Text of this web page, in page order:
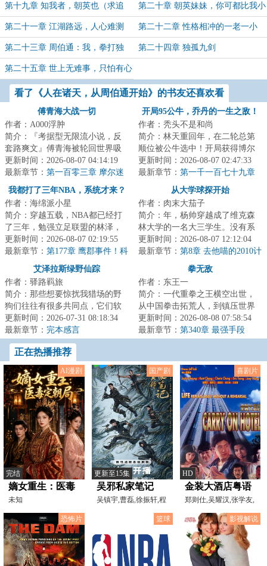
己？
第十九章 知我者，朝英也（求追
读！）
第二十章 朝英妹妹，你可都比我小
啊！
第二十一章 江湖路远，人心难测 第二十二章 性格相冲的一老一小
第二十三章 周伯通：我，拳打独
孤，脚踢剑魔
第二十四章 独孤九剑
第二十五章 世上无难事，只怕有心
看了《人在诸天，从周伯通开始》的书友还喜欢看
傅青海大战一切
作者：A000浮肿
简介：『考据型无限流小说，反
套路爽文』傅青海被轮回世界吸
入了，当他目睹了异形大战食死
徒、绝地武士大...
更新时间：2026-08-07 04:14:19
最新章节： 第一百零三章 摩尔迷
踪
开局95公牛，乔丹的一生之敌！
作者：秃头不是和尚
简介：林天重回年，在二轮总第
顺位被公牛选中！开局获得博尔
特、汤姆·布拉迪、梅威瑟三人天
赋技术！于是...
更新时间：2026-08-07 02:47:33
最新章节： 第一千一百七十九章
湖人专属的冲击波式进攻潮！
我都打了三年NBA，系统才来？
作者：海绵派小星
简介：穿越五载，NBA都已经打
了三年，勉强立足联盟的林泽，
正计划着刷刷数据，再拿一份合
同的时候，系统...
更新时间：2026-08-07 02:19:55
最新章节： 第177章 鹰郡事件！科
比：沙克也干了，但林没干过！
【求订阅】
从大学球探开始
作者：肉末大茄子
简介：年，杨帅穿越成了维克森
林大学的一名大三学生。没有系
统，没有天赋，他唯一比其他人
多知道的，是未...
更新时间：2026-08-07 12:12:04
最新章节： 第8章 去他喵的2010计
划！（加更求月票！）
艾泽拉斯绿野仙踪
作者：驿路羁旅
简介：那些想要惊扰我猎场的野
狗们往往有很多共同点，它们软
弱、鲁莽、怯懦...甚至不好吃，可
在大自然的...
更新时间：2026-07-31 08:18:34
最新章节： 完本感言
拳无敌
作者：东王一
简介：一代重拳之王横空出世，
从中国拳击拓荒人，到镇压世界
重量级拳坛，凭拳感拟态矩阵丈
量拳台，以一双...
更新时间：2026-08-08 07:58:54
最新章节： 第340章 最强手段
正在热播推荐
AI漫剧
完结
嫡女重生：医毒
定朝局
未知
国产剧
更新至15集
吴邪私家笔记
吴镇宇,曹磊,徐振轩,程
相,孙葛川野,李沐宸,
喜剧片
HD
金装大酒店粤语
郑则仕,吴耀汉,张学友,
王祖贤,叶童,曾志伟,
恐怖片
篮球 影视解说